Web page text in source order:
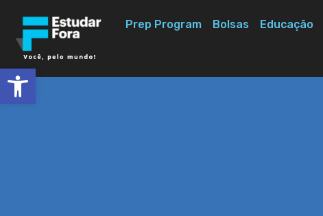
Prep Program Bolsas Educação
Abrir a barra de ferramentas